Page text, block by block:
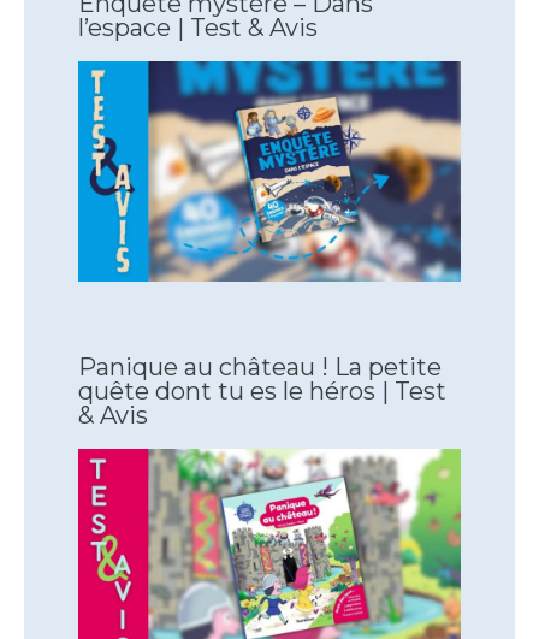
l’espace | Test & Avis
Panique au château ! La petite
quête dont tu es le héros | Test
& Avis